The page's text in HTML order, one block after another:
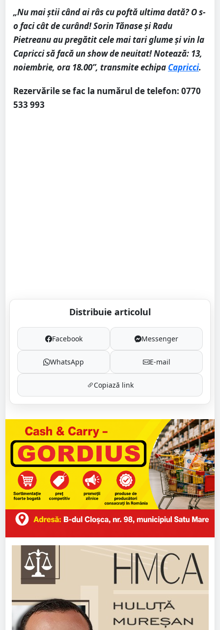
„Nu mai știi când ai râs cu poftă ultima dată? O s-
o faci cât de curând! Sorin Tănase și Radu
Pietreanu au pregătit cele mai tari glume și vin la
Capricci să facă un show de neuitat! Notează: 13,
noiembrie, ora 18.00”, transmite echipa Capricci.
Rezervările se fac la numărul de telefon: 0770
533 993
Distribuie articolul
Facebook Messenger
WhatsApp E-mail
Copiază link